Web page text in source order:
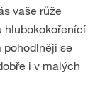
vaše růže
hlubokokořenící
pohodlněji se
i v malých